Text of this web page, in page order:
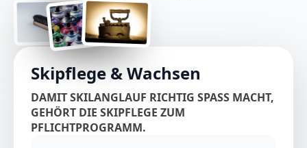
Skipflege & Wachsen
DAMIT SKILANGLAUF RICHTIG SPASS MACHT, G
EHÖRT DIE SKIPFLEGE ZUM P
FLICHTPROGRAMM.